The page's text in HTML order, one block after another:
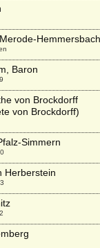
Hemmersbach
Baron
von Brockdorff
von Brockdorff)
Simmern
Herberstein